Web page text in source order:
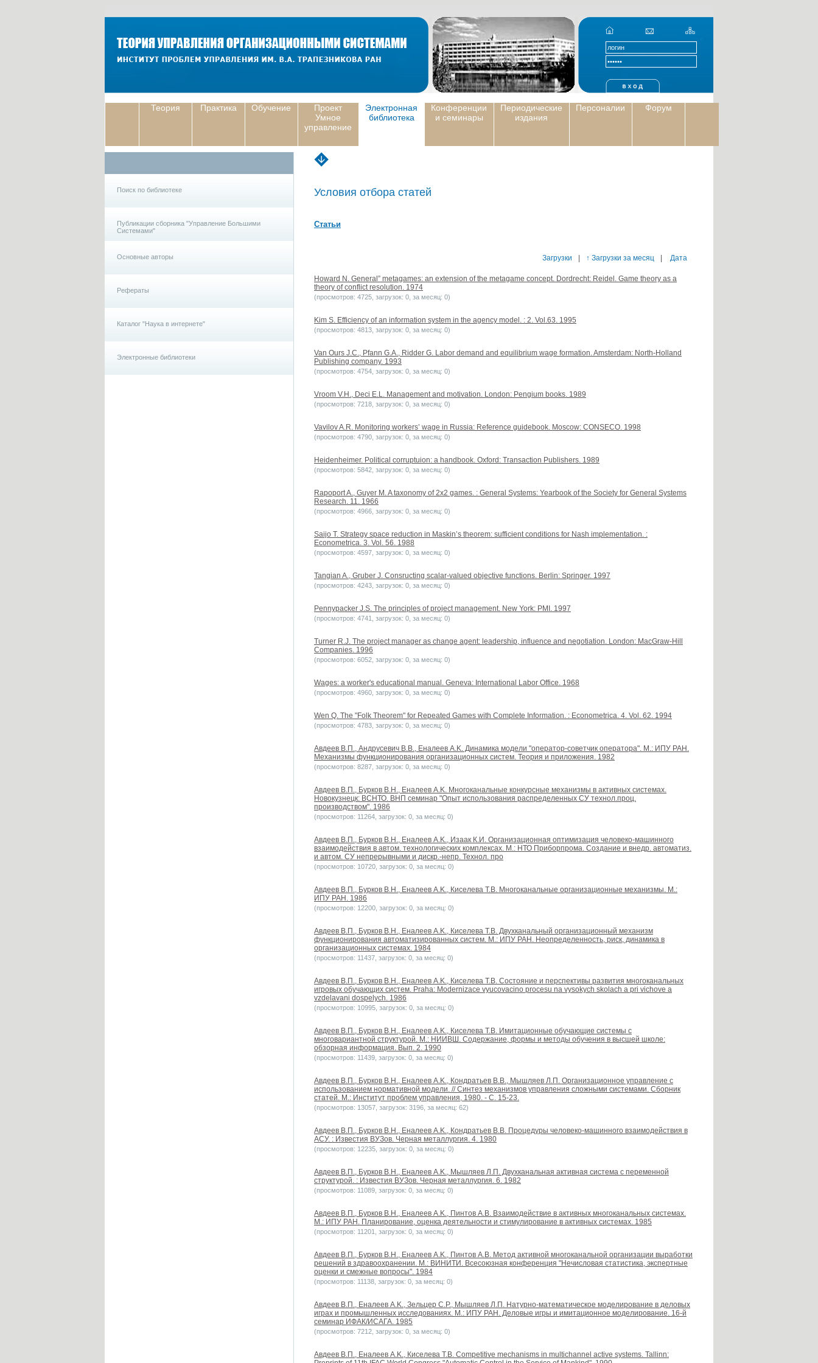
Теория Практика Обучение
Проект
Умное
управление
Электронная
библиотека
Конференции
и семинары
Периодические
издания
Персоналии Форум
Поиск по библиотеке
Публикации сборника "Управление Большими
Системами"
Основные авторы
Рефераты
Каталог "Наука в интернете"
Электронные библиотеки
Условия отбора статей
Статьи
Загрузки ↑ Загрузки за месяц Дата
Howard N. General” metagames: an extension of the metagame concept. Dordrecht: Reidel. Game theory as a
theory of conflict resolution. 1974
(просмотров: 4725, загрузок: 0, за месяц: 0)
Kim S. Efficiency of an information system in the agency model. : 2. Vol.63. 1995
(просмотров: 4813, загрузок: 0, за месяц: 0)
Van Ours J.C., Pfann G.A., Ridder G. Labor demand and equilibrium wage formation. Amsterdam: North-Holland
Publishing company. 1993
(просмотров: 4754, загрузок: 0, за месяц: 0)
Vroom V.H., Deci E.L. Management and motivation. London: Pengium books. 1989
(просмотров: 7218, загрузок: 0, за месяц: 0)
Vavilov A.R. Monitoring workers’ wage in Russia: Reference guidebook. Moscow: CONSECO. 1998
(просмотров: 4790, загрузок: 0, за месяц: 0)
Heidenheimer. Political corruptuion: a handbook. Oxford: Transaction Publishers. 1989
(просмотров: 5842, загрузок: 0, за месяц: 0)
Rapoport A., Guyer M. A taxonomy of 2х2 games. : General Systems: Yearbook of the Society for General Systems
Research. 11. 1966
(просмотров: 4966, загрузок: 0, за месяц: 0)
Saijo T. Strategy space reduction in Maskin’s theorem: sufficient conditions for Nash implementation. :
Econometrica. 3. Vol. 56. 1988
(просмотров: 4597, загрузок: 0, за месяц: 0)
Tangian A., Gruber J. Consructing scalar-valued objective functions. Berlin: Springer. 1997
(просмотров: 4243, загрузок: 0, за месяц: 0)
Pennypacker J.S. The principles of project management. New York: PMI. 1997
(просмотров: 4741, загрузок: 0, за месяц: 0)
Turner R.J. The project manager as change agent: leadership, influence and negotiation. London: MacGraw-Hill
Companies. 1996
(просмотров: 6052, загрузок: 0, за месяц: 0)
Wages: a worker's educational manual. Geneva: International Labor Office. 1968
(просмотров: 4960, загрузок: 0, за месяц: 0)
Wen Q. The "Folk Theorem" for Repeated Games with Complete Information. : Econometrica. 4. Vol. 62. 1994
(просмотров: 4783, загрузок: 0, за месяц: 0)
Авдеев В.П., Андрусевич В.В., Еналеев A.K. Динамика модели "оператор-советчик оператора". М.: ИПУ РАН.
Механизмы функционирования организационных систем. Теория и приложения. 1982
(просмотров: 8287, загрузок: 0, за месяц: 0)
Авдеев В.П., Бурков В.Н., Еналеев A.K. Многоканальные конкурсные механизмы в активных системах.
Новокузнецк: ВСНТО. ВНП семинар "Опыт использования распределенных СУ технол.проц.
производством". 1986
(просмотров: 11264, загрузок: 0, за месяц: 0)
Авдеев В.П., Бурков В.Н., Еналеев A.K., Изаак К.И. Организационная оптимизация человеко-машинного
взаимодействия в автом. технологических комплексах. М.: НТО Приборпрома. Создание и внедр. автоматиз.
и автом. СУ непрерывными и дискр.-непр. Технол. про
(просмотров: 10720, загрузок: 0, за месяц: 0)
Авдеев В.П., Бурков В.Н., Еналеев A.K., Киселева Т.В. Многоканальные организационные механизмы. М.:
ИПУ РАН. 1986
(просмотров: 12200, загрузок: 0, за месяц: 0)
Авдеев В.П., Бурков В.Н., Еналеев A.K., Киселева Т.В. Двухканальный организационный механизм
функционирования автоматизированных систем. М.: ИПУ РАН. Неопределенность, риск, динамика в
организационных системах. 1984
(просмотров: 11437, загрузок: 0, за месяц: 0)
Авдеев В.П., Бурков В.Н., Еналеев A.K., Киселева Т.В. Состояние и перспективы развития многоканальных
игровых обучающих систем. Praha: Modernizace vyucovacino procesu na vysokych skolach a pri vichove a
vzdelavani dospelych. 1986
(просмотров: 10995, загрузок: 0, за месяц: 0)
Авдеев В.П., Бурков В.Н., Еналеев A.K., Киселева Т.В. Имитационные обучающие системы с
многовариантной структурой. М.: НИИВШ. Содержание, формы и методы обучения в высшей школе:
обзорная информация. Вып. 2. 1990
(просмотров: 11439, загрузок: 0, за месяц: 0)
Авдеев В.П., Бурков В.Н., Еналеев A.K., Кондратьев В.В., Мышляев Л.П. Организационное управление с
использованием нормативной модели. // Синтез механизмов управления сложными системами. Сборник
статей. М.: Институт проблем управления, 1980. - С. 15-23.
(просмотров: 13057, загрузок: 3196, за месяц: 62)
Авдеев В.П., Бурков В.Н., Еналеев A.K., Кондратьев В.В. Процедуры человеко-машинного взаимодействия в
АСУ. : Известия ВУЗов. Черная металлургия. 4. 1980
(просмотров: 12235, загрузок: 0, за месяц: 0)
Авдеев В.П., Бурков В.Н., Еналеев A.K., Мышляев Л.П. Двухканальная активная система с переменной
структурой. : Известия ВУЗов. Черная металлургия. 6. 1982
(просмотров: 11089, загрузок: 0, за месяц: 0)
Авдеев В.П., Бурков В.Н., Еналеев A.K., Пинтов А.В. Взаимодействие в активных многоканальных системах.
М.: ИПУ РАН. Планирование, оценка деятельности и стимулирование в активных системах. 1985
(просмотров: 11201, загрузок: 0, за месяц: 0)
Авдеев В.П., Бурков В.Н., Еналеев A.K., Пинтов А.В. Метод активной многоканальной организации выработки
решений в здравоохранении. М.: ВИНИТИ. Всесоюзная конференция "Нечисловая статистика, экспертные
оценки и смежные вопросы". 1984
(просмотров: 11138, загрузок: 0, за месяц: 0)
Авдеев В.П., Еналеев A.K., Зельцер С.Р., Мышляев Л.П. Натурно-математическое моделирование в деловых
играх и промышленных исследованиях. М.: ИПУ РАН. Деловые игры и имитационное моделирование. 16-й
семинар ИФАК/ИСАГА. 1985
(просмотров: 7212, загрузок: 0, за месяц: 0)
Авдеев В.П., Еналеев A.K., Киселева Т.В. Competitive mechanisms in multichannel active systems. Tallinn: